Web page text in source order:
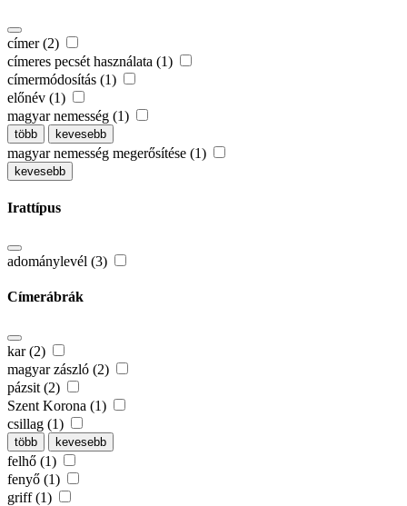
címer (2)
címeres pecsét használata (1)
címermódosítás (1)
előnév (1)
magyar nemesség (1)
több kevesebb
magyar nemesség megerősítése (1)
kevesebb
Irattípus
adománylevél (3)
Címerábrák
kar (2)
magyar zászló (2)
pázsit (2)
Szent Korona (1)
csillag (1)
több kevesebb
felhő (1)
fenyő (1)
griff (1)